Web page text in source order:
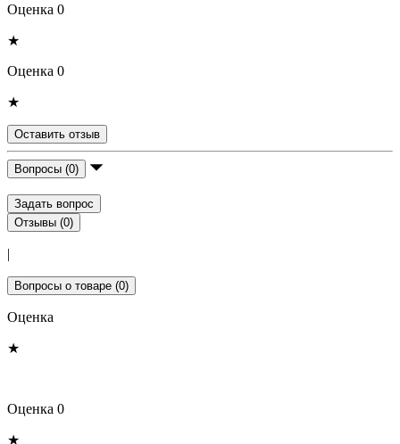
Оценка 0
★
Оценка 0
★
Оставить отзыв
Вопросы (0)
Задать вопрос
Отзывы (0)
|
Вопросы о товаре (0)
Оценка
★
Оценка 0
★